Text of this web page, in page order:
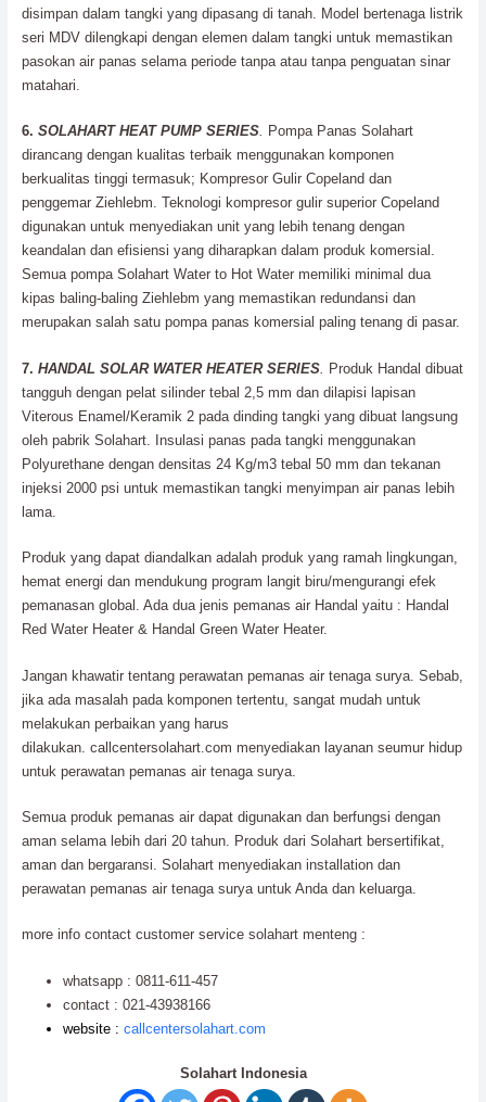
disimpan dalam tangki yang dipasang di tanah. Model bertenaga listrik
seri MDV dilengkapi dengan elemen dalam tangki untuk memastikan
pasokan air panas selama periode tanpa atau tanpa penguatan sinar
matahari.
6. SOLAHART HEAT PUMP SERIES. Pompa Panas Solahart
dirancang dengan kualitas terbaik menggunakan komponen
berkualitas tinggi termasuk; Kompresor Gulir Copeland dan
penggemar Ziehlebm. Teknologi kompresor gulir superior Copeland
digunakan untuk menyediakan unit yang lebih tenang dengan
keandalan dan efisiensi yang diharapkan dalam produk komersial.
Semua pompa Solahart Water to Hot Water memiliki minimal dua
kipas baling-baling Ziehlebm yang memastikan redundansi dan
merupakan salah satu pompa panas komersial paling tenang di pasar.
7. HANDAL SOLAR WATER HEATER SERIES. Produk Handal dibuat
tangguh dengan pelat silinder tebal 2,5 mm dan dilapisi lapisan
Viterous Enamel/Keramik 2 pada dinding tangki yang dibuat langsung
oleh pabrik Solahart. Insulasi panas pada tangki menggunakan
Polyurethane dengan densitas 24 Kg/m3 tebal 50 mm dan tekanan
injeksi 2000 psi untuk memastikan tangki menyimpan air panas lebih
lama.
Produk yang dapat diandalkan adalah produk yang ramah lingkungan,
hemat energi dan mendukung program langit biru/mengurangi efek
pemanasan global. Ada dua jenis pemanas air Handal yaitu : Handal
Red Water Heater & Handal Green Water Heater.
Jangan khawatir tentang perawatan pemanas air tenaga surya. Sebab,
jika ada masalah pada komponen tertentu, sangat mudah untuk
melakukan perbaikan yang harus
dilakukan. callcentersolahart.com menyediakan layanan seumur hidup
untuk perawatan pemanas air tenaga surya.
Semua produk pemanas air dapat digunakan dan berfungsi dengan
aman selama lebih dari 20 tahun. Produk dari Solahart bersertifikat,
aman dan bergaransi. Solahart menyediakan installation dan
perawatan pemanas air tenaga surya untuk Anda dan keluarga.
more info contact customer service solahart menteng :
whatsapp : 0811-611-457
contact : 021-43938166
website : callcentersolahart.com
Solahart Indonesia